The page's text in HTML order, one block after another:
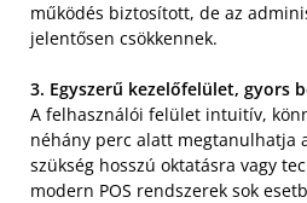
működés biztosított, de az
jelentősen csökkennek.
3. Egyszerű kezelőfelület, gyors
A felhasználói felület intuitív,
néhány perc alatt megtanulhatja
szükség hosszú oktatásra vagy
modern POS rendszerek sok